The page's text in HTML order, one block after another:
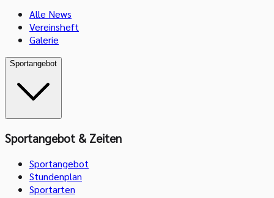
Alle News
Vereinsheft
Galerie
Sportangebot
Sportangebot & Zeiten
Sportangebot
Stundenplan
Sportarten